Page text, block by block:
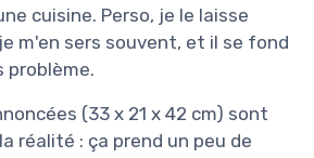
cuisine. Perso, je le laisse
m'en sers souvent, et il se fond
problème.
(33 x 21 x 42 cm) sont
réalité : ça prend un peu de